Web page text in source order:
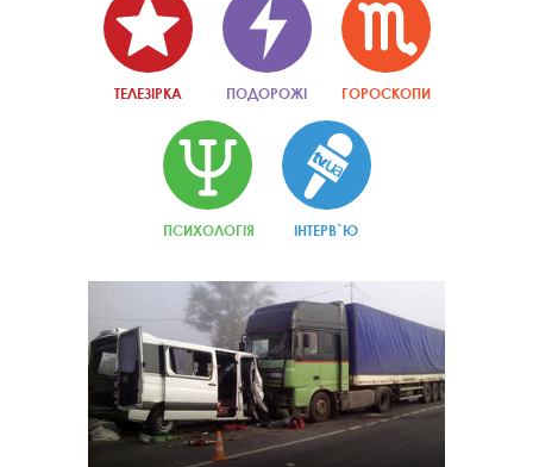
ТЕЛЕЗІРКА ПОДОРОЖІ ГОРОСКОПИ
ПСИХОЛОГІЯ ІНТЕРВ`Ю